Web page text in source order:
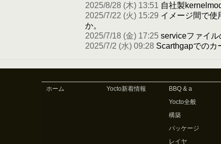
2025/8/28 (木) 13:51 自社製
2025/7/22 (火) 15:29 イメージ間で使
か。
2025/7/18 (金) 17:25 serviceファイ
2025/7/2 (水) 09:28 Scarthgapでのカ
ホーム Yocto新着情報 BBQ & a
Yocto全般
構築
パッケージ
レイヤ